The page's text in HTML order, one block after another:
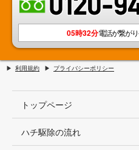
05時32分電話が繋が
利用規約 プライバシーポリシー
トップページ
ハチ駆除の流れ